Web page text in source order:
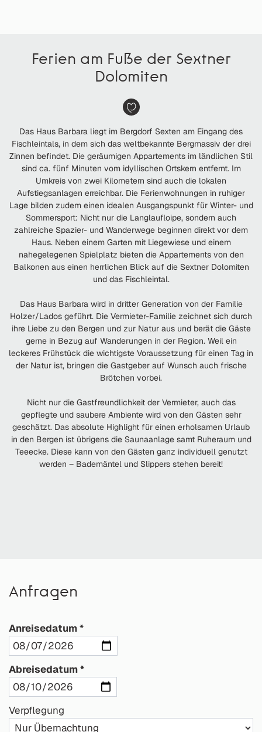
Ferien am Fuße der Sextner
Dolomiten
Das Haus Barbara liegt im Bergdorf Sexten am Eingang des
Fischleintals, in dem sich das weltbekannte Bergmassiv der drei
Zinnen befindet. Die geräumigen Appartements im ländlichen Stil
sind ca. fünf Minuten vom idyllischen Ortskern entfernt. Im
Umkreis von zwei Kilometern sind auch die lokalen
Aufstiegsanlagen erreichbar. Die Ferienwohnungen in ruhiger
Lage bilden zudem einen idealen Ausgangspunkt für Winter- und
Sommersport: Nicht nur die Langlaufloipe, sondern auch
zahlreiche Spazier- und Wanderwege beginnen direkt vor dem
Haus. Neben einem Garten mit Liegewiese und einem
nahegelegenen Spielplatz bieten die Appartements von den
Balkonen aus einen herrlichen Blick auf die Sextner Dolomiten
und das Fischleintal.
Das Haus Barbara wird in dritter Generation von der Familie
Holzer/Lados geführt. Die Vermieter-Familie zeichnet sich durch
ihre Liebe zu den Bergen und zur Natur aus und berät die Gäste
gerne in Bezug auf Wanderungen in der Region. Weil ein
leckeres Frühstück die wichtigste Voraussetzung für einen Tag in
der Natur ist, bringen die Gastgeber auf Wunsch auch frische
Brötchen vorbei.
Nicht nur die Gastfreundlichkeit der Vermieter, auch das
gepflegte und saubere Ambiente wird von den Gästen sehr
geschätzt. Das absolute Highlight für einen erholsamen Urlaub
in den Bergen ist übrigens die Saunaanlage samt Ruheraum und
Teeecke. Diese kann von den Gästen ganz individuell genutzt
werden – Bademäntel und Slippers stehen bereit!
Anfragen
Anreisedatum
Abreisedatum
Verpflegung